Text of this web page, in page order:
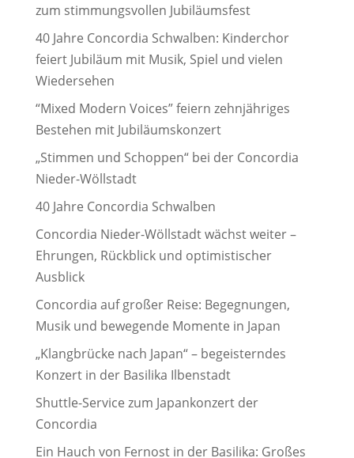
zum stimmungsvollen Jubiläumsfest
40 Jahre Concordia Schwalben: Kinderchor
feiert Jubiläum mit Musik, Spiel und vielen
Wiedersehen
“Mixed Modern Voices” feiern zehnjähriges
Bestehen mit Jubiläumskonzert
„Stimmen und Schoppen“ bei der Concordia
Nieder-Wöllstadt
40 Jahre Concordia Schwalben
Concordia Nieder-Wöllstadt wächst weiter –
Ehrungen, Rückblick und optimistischer
Ausblick
Concordia auf großer Reise: Begegnungen,
Musik und bewegende Momente in Japan
„Klangbrücke nach Japan“ – begeisterndes
Konzert in der Basilika Ilbenstadt
Shuttle-Service zum Japankonzert der
Concordia
Ein Hauch von Fernost in der Basilika: Großes